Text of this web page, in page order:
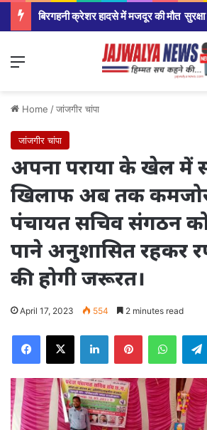
Menu
Home /जांजगीर चांपा
जांजगीर चांपा
अपना पराया के खेल में
खिलाफ अब तक
पंचायत सचिव संगठन
पाने अनुशासित रहकर
की होगी जरूरत।
April 17, 2023 554 2 minutes read
Facebook
X LinkedInPinterest